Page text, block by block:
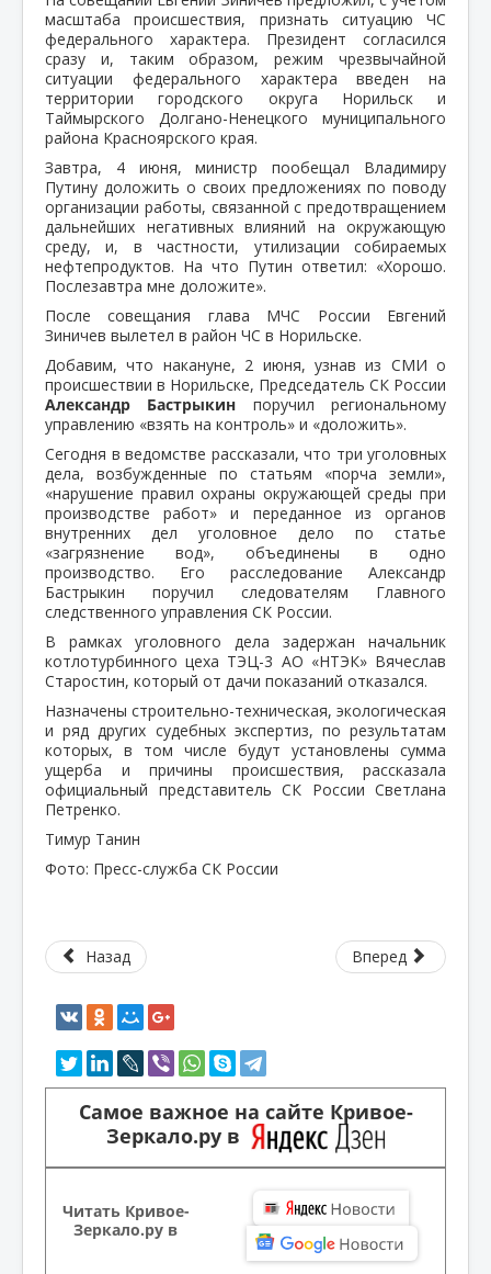
масштаба происшествия, признать ситуацию ЧС
федерального характера. Президент согласился
сразу и, таким образом, режим чрезвычайной
ситуации федерального характера введен на
территории городского округа Норильск и
Таймырского Долгано-Ненецкого муниципального
района Красноярского края.
Завтра, 4 июня, министр пообещал Владимиру
Путину доложить о своих предложениях по поводу
организации работы, связанной с предотвращением
дальнейших негативных влияний на окружающую
среду, и, в частности, утилизации собираемых
нефтепродуктов. На что Путин ответил: «Хорошо.
Послезавтра мне доложите».
После совещания глава МЧС России Евгений
Зиничев вылетел в район ЧС в Норильске.
Добавим, что накануне, 2 июня, узнав из СМИ о
происшествии в Норильске, Председатель СК России
Александр Бастрыкин поручил региональному
управлению «взять на контроль» и «доложить».
Сегодня в ведомстве рассказали, что три уголовных
дела, возбужденные по статьям «порча земли»,
«нарушение правил охраны окружающей среды при
производстве работ» и переданное из органов
внутренних дел уголовное дело по статье
«загрязнение вод», объединены в одно
производство. Его расследование Александр
Бастрыкин поручил следователям Главного
следственного управления СК России.
В рамках уголовного дела задержан начальник
котлотурбинного цеха ТЭЦ-3 АО «НТЭК» Вячеслав
Старостин, который от дачи показаний отказался.
Назначены строительно-техническая, экологическая
и ряд других судебных экспертиз, по результатам
которых, в том числе будут установлены сумма
ущерба и причины происшествия, рассказала
официальный представитель СК России Светлана
Петренко.
Тимур Танин
Фото: Пресс-служба СК России
Назад Вперед
Самое важное на сайте Кривое-
Зеркало.ру в
Читать Кривое-
Зеркало.ру в